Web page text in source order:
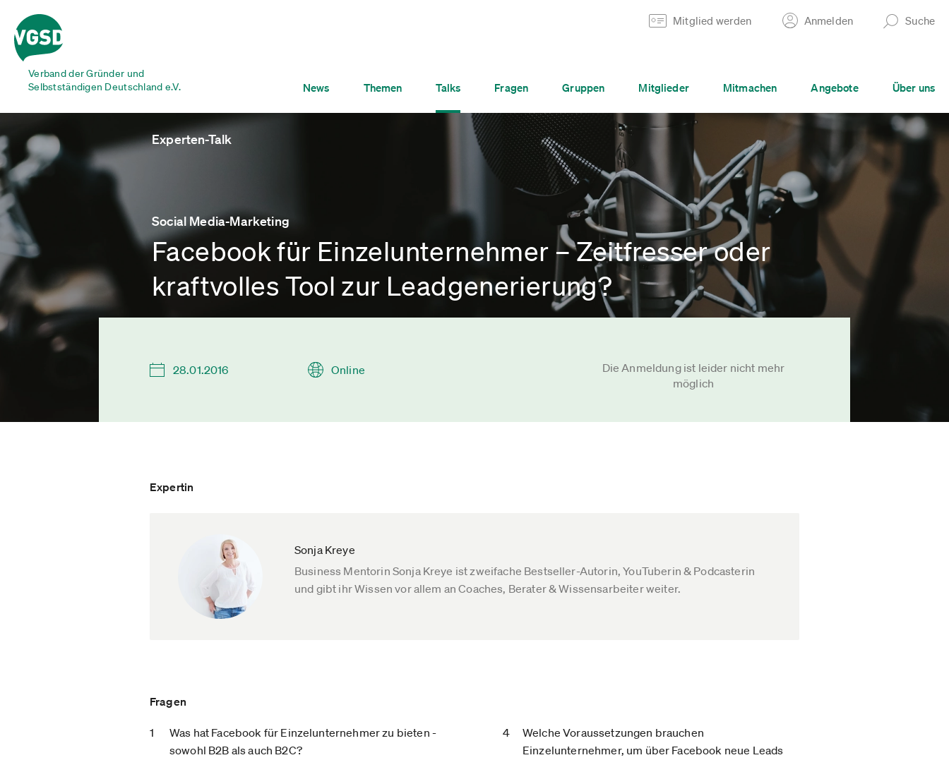
Verband der Gründer und
Selbstständigen Deutschland e.V.
Mitglied werden Anmelden Suche
News Themen Talks Fragen Gruppen Mitglieder Mitmachen Angebote Über uns
Experten-Talk
Social Media-Marketing
Facebook für Einzelunternehmer – Zeitfresser oder
kraftvolles Tool zur Leadgenerierung?
28.01.2016 Online
Die Anmeldung ist leider nicht mehr
möglich
Expertin
Sonja Kreye
Business Mentorin Sonja Kreye ist zweifache Bestseller-Autorin, YouTuberin & Podcasterin
und gibt ihr Wissen vor allem an Coaches, Berater & Wissensarbeiter weiter.
Fragen
Was hat Facebook für Einzelunternehmer zu bieten -
sowohl B2B als auch B2C?
Welche Voraussetzungen brauchen
Einzelunternehmer, um über Facebook neue Leads